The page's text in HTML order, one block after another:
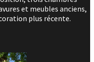
et meubles anciens,
plus récente.